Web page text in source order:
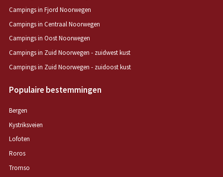
Campings in Fjord Noorwegen
Campings in Centraal Noorwegen
Campings in Oost Noorwegen
Campings in Zuid Noorwegen - zuidwest kust
Campings in Zuid Noorwegen - zuidoost kust
Populaire bestemmingen
Bergen
Kystriksveien
Lofoten
Roros
Tromso